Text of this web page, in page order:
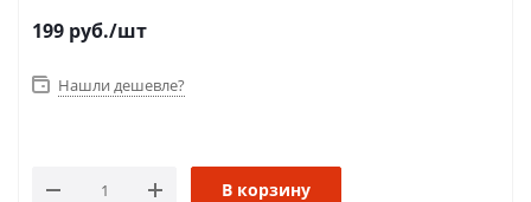
199 руб./шт
Нашли дешевле?
В корзину